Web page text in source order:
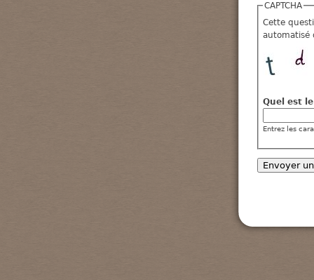
CAPTCHA
Cette
automatisé
Quel est
Entrez les